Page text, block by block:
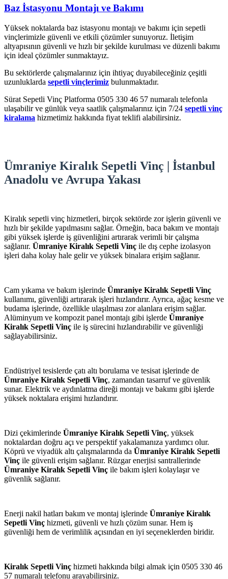
Baz İstasyonu Montajı ve Bakımı
Yüksek noktalarda baz istasyonu montajı ve bakımı için sepetli
vinçlerimizle güvenli ve etkili çözümler sunuyoruz. İletişim
altyapısının güvenli ve hızlı bir şekilde kurulması ve düzenli bakımı
için ideal çözümler sunmaktayız.
Bu sektörlerde çalışmalarınız için ihtiyaç duyabileceğiniz çeşitli
uzunluklarda sepetli vinçlerimiz bulunmaktadır.
Sürat Sepetli Vinç Platforma 0505 330 46 57 numaralı telefonla
ulaşabilir ve günlük veya saatlik çalışmalarınız için 7/24 sepetli vinç
kiralama hizmetimiz hakkında fiyat teklifi alabilirsiniz.
Ümraniye Kiralık Sepetli Vinç | İstanbul
Anadolu ve Avrupa Yakası
Kiralık sepetli vinç hizmetleri, birçok sektörde zor işlerin güvenli ve
hızlı bir şekilde yapılmasını sağlar. Örneğin, baca bakım ve montajı
gibi yüksek işlerde iş güvenliğini artırarak verimli bir çalışma
sağlanır. Ümraniye Kiralık Sepetli Vinç ile dış cephe izolasyon
işleri daha kolay hale gelir ve yüksek binalara erişim sağlanır.
Cam yıkama ve bakım işlerinde Ümraniye Kiralık Sepetli Vinç
kullanımı, güvenliği artırarak işleri hızlandırır. Ayrıca, ağaç kesme ve
budama işlerinde, özellikle ulaşılması zor alanlara erişim sağlar.
Alüminyum ve kompozit panel montajı gibi işlerde Ümraniye
Kiralık Sepetli Vinç ile iş sürecini hızlandırabilir ve güvenliği
sağlayabilirsiniz.
Endüstriyel tesislerde çatı altı borulama ve tesisat işlerinde de
Ümraniye Kiralık Sepetli Vinç, zamandan tasarruf ve güvenlik
sunar. Elektrik ve aydınlatma direği montajı ve bakımı gibi işlerde
yüksek noktalara erişimi hızlandırır.
Dizi çekimlerinde Ümraniye Kiralık Sepetli Vinç, yüksek
noktalardan doğru açı ve perspektif yakalamanıza yardımcı olur.
Köprü ve viyadük altı çalışmalarında da Ümraniye Kiralık Sepetli
Vinç ile güvenli erişim sağlanır. Rüzgar enerjisi santrallerinde
Ümraniye Kiralık Sepetli Vinç ile bakım işleri kolaylaşır ve
güvenlik sağlanır.
Enerji nakil hatları bakım ve montaj işlerinde Ümraniye Kiralık
Sepetli Vinç hizmeti, güvenli ve hızlı çözüm sunar. Hem iş
güvenliği hem de verimlilik açısından en iyi seçeneklerden biridir.
Kiralık Sepetli Vinç hizmeti hakkında bilgi almak için 0505 330 46
57 numaralı telefonu arayabilirsiniz.